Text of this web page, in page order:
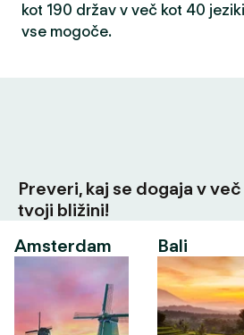
kot 190 držav v več kot 40
vse mogoče.
Preveri, kaj se dogaja v
tvoji bližini!
Amsterdam
Bali